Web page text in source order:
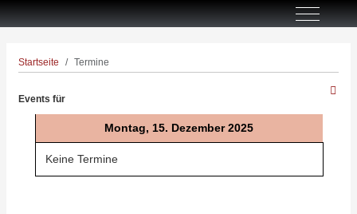
Off-
Startseite Termine
Events für
Montag, 15. Dezember 2025
Keine Termine